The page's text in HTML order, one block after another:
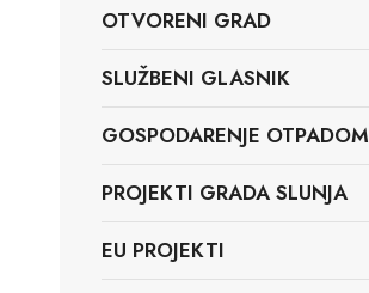
OTVORENI GRAD
SLUŽBENI GLASNIK
GOSPODARENJE OTPADOM
PROJEKTI GRADA SLUNJA
EU PROJEKTI